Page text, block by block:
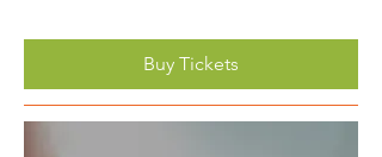
Buy Tickets